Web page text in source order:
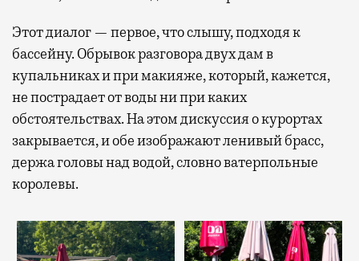
Этот диалог — первое, что слышу, подходя к
бассейну. Обрывок разговора двух дам в
купальниках и при макияже, который, кажется,
не пострадает от воды ни при каких
обстоятельствах. На этом дискуссия о курортах
закрывается, и обе изображают ленивый брасс,
держа головы над водой, словно ватерпольные
королевы.